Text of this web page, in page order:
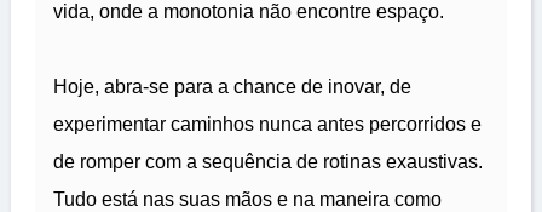
vida, onde a monotonia não encontre espaço.
Hoje, abra-se para a chance de inovar, de
experimentar caminhos nunca antes percorridos e
de romper com a sequência de rotinas exaustivas.
Tudo está nas suas mãos e na maneira como